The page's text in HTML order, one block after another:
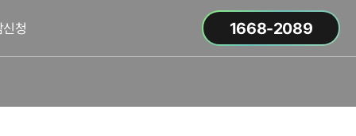
신청 1668-2089